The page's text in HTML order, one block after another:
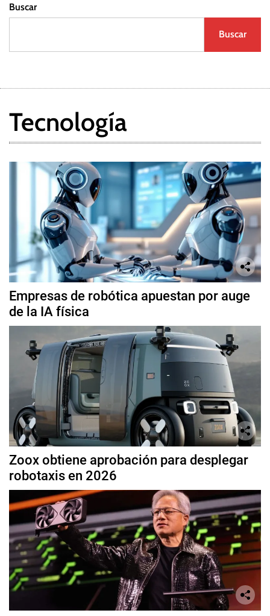
Buscar
Buscar
Tecnología
Empresas de robótica apuestan por auge
de la IA física
Zoox obtiene aprobación para desplegar
robotaxis en 2026